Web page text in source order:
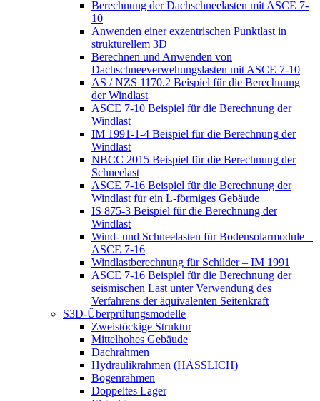
Berechnung der Dachschneelasten mit ASCE 7-
10
Anwenden einer exzentrischen Punktlast in
strukturellem 3D
Berechnen und Anwenden von
Dachschneeverwehungslasten mit ASCE 7-10
AS / NZS 1170.2 Beispiel für die Berechnung
der Windlast
ASCE 7-10 Beispiel für die Berechnung der
Windlast
IM 1991-1-4 Beispiel für die Berechnung der
Windlast
NBCC 2015 Beispiel für die Berechnung der
Schneelast
ASCE 7-16 Beispiel für die Berechnung der
Windlast für ein L-förmiges Gebäude
IS 875-3 Beispiel für die Berechnung der
Windlast
Wind- und Schneelasten für Bodensolarmodule –
ASCE 7-16
Windlastberechnung für Schilder – IM 1991
ASCE 7-16 Beispiel für die Berechnung der
seismischen Last unter Verwendung des
Verfahrens der äquivalenten Seitenkraft
S3D-Überprüfungsmodelle
Zweistöckige Struktur
Mittelhohes Gebäude
Dachrahmen
Hydraulikrahmen (HÄSSLICH)
Bogenrahmen
Doppeltes Lager